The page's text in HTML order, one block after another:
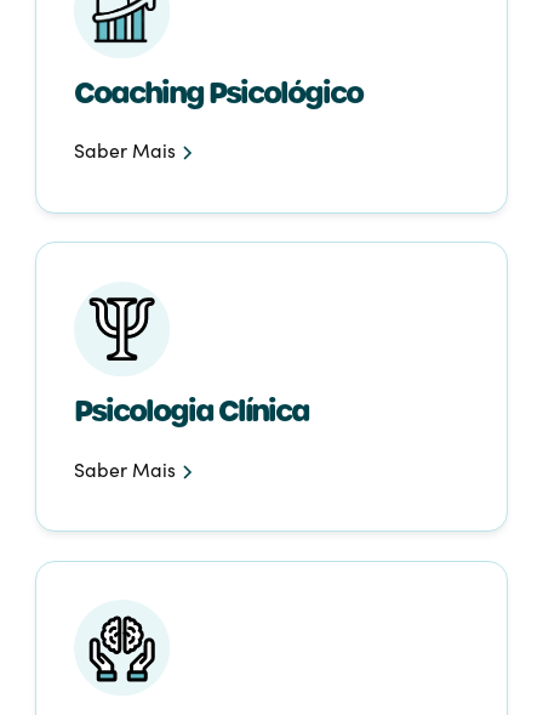
Coaching Psicológico
Saber Mais
Psicologia Clínica
Saber Mais